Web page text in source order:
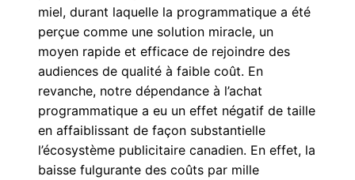
miel, durant laquelle la programmatique a été
perçue comme une solution miracle, un
moyen rapide et efficace de rejoindre des
audiences de qualité à faible coût. En
revanche, notre dépendance à l’achat
programmatique a eu un effet négatif de taille
en affaiblissant de façon substantielle
l’écosystème publicitaire canadien. En effet, la
baisse fulgurante des coûts par mille